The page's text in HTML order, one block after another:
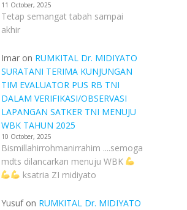
11 October, 2025
Tetap semangat tabah sampai
akhir
Imaron RUMKITAL Dr. MIDIYATO
SURATANI TERIMA KUNJUNGAN
TIM EVALUATOR PUS RB TNI
DALAM VERIFIKASI/OBSERVASI
LAPANGAN SATKER TNI MENUJU
WBK TAHUN 2025
10 October, 2025
Bismillahirrohmanirrahim ....semoga
mdts dilancarkan menuju WBK
ksatria ZI midiyato
Yusufon RUMKITAL Dr. MIDIYATO